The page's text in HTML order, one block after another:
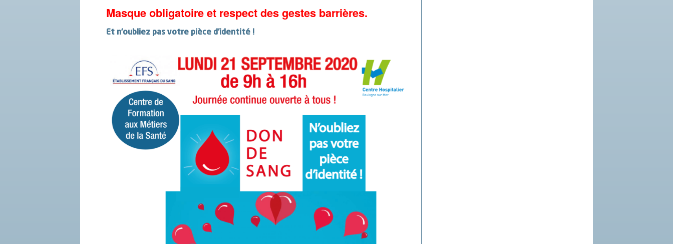
Masque obligatoire et respect des gestes barrières.
Et n’oubliez pas votre pièce d’identité !